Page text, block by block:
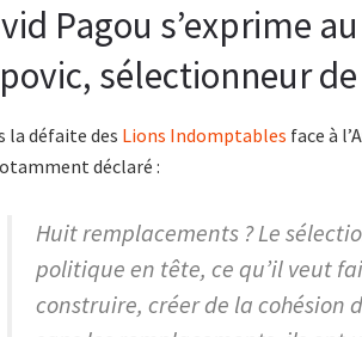
Pagou s’exprime
sélectionneur
la défaite des Lions Indomptables face à
déclaré :
Huit remplacements ? Le
politique en tête, ce qu’il veut
construire, créer de la cohésion